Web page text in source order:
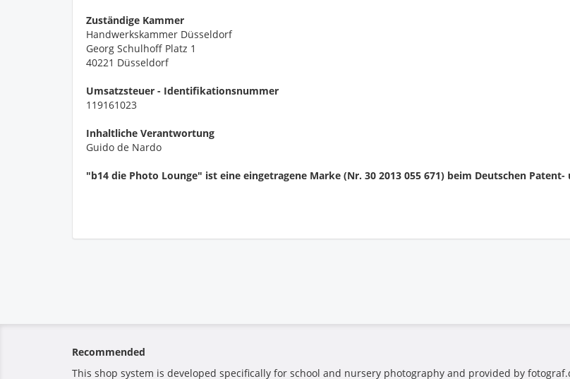
Zuständige Kammer
Handwerkskammer Düsseldorf
Georg Schulhoff Platz 1
40221 Düsseldorf
Umsatzsteuer - Identifikationsnummer
119161023
Inhaltliche Verantwortung
Guido de Nardo
"b14 die Photo Lounge" ist eine eingetragene Marke (Nr. 30 2013 055 671) beim Deutschen
Recommended
This shop system is developed specifically for school and nursery photography and provided by